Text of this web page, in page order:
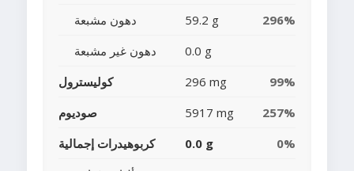
دهون مشبعة
59.2 g
296%
دهون غير مشبعة
0.0 g
كوليسترول
296 mg
99%
صوديوم
5917 mg
257%
كربوهيدرات إجمالية
0.0 g
0%